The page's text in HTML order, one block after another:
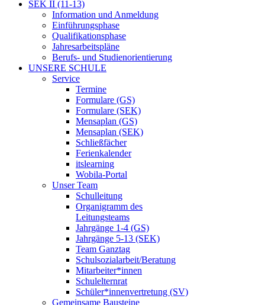
SEK II (11-13)
Information und Anmeldung
Einführungsphase
Qualifikationsphase
Jahresarbeitspläne
Berufs- und Studienorientierung
UNSERE SCHULE
Service
Termine
Formulare (GS)
Formulare (SEK)
Mensaplan (GS)
Mensaplan (SEK)
Schließfächer
Ferienkalender
itslearning
Wobila-Portal
Unser Team
Schulleitung
Organigramm des
Leitungsteams
Jahrgänge 1-4 (GS)
Jahrgänge 5-13 (SEK)
Team Ganztag
Schulsozialarbeit/Beratung
Mitarbeiter*innen
Schulelternrat
Schüler*innenvertretung (SV)
Gemeinsame Bausteine